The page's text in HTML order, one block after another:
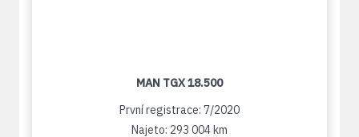
MAN TGX 18.500
První registrace: 7/2020
Najeto: 293 004 km